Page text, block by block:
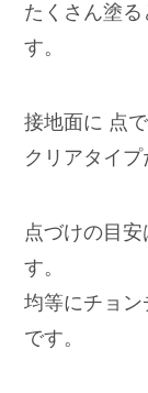
たくさん塗
す。
接地面に 点
クリアタイプ
点づけの目
す。
均等にチョ
です。